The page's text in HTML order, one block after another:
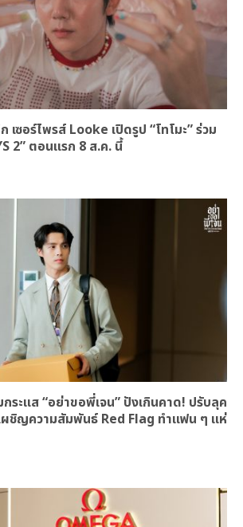
เซอร์ไพรส์ Looke เปิดรูป “โทโมะ” ร่วม
2” ตอนแรก 8 ส.ค. นี้
ระแส “อย่าขอพี่เจน” ปังเกินคาด! ปรับลุค
ผชิญความสัมพันธ์ Red Flag ทำแฟน ๆ แห่